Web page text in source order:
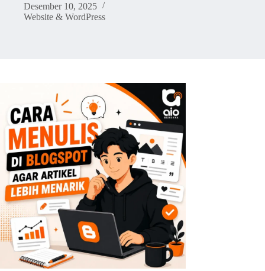
Desember 10, 2025
Website & WordPress